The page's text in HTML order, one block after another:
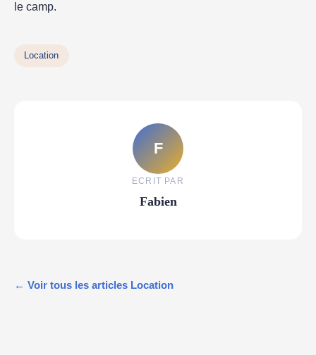
le camp.
Location
F
ECRIT PAR
Fabien
← Voir tous les articles Location